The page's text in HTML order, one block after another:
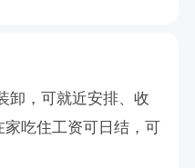
卸，可就近安排、收
吃住工资可日结，可